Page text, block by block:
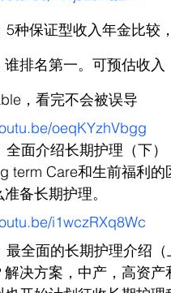
5种保证型收入年金比较
谁排名第一。可预估收
，看完不会被误导
oeqKYzhVbgg
全面介绍长期护理（下
term Care和生前福利
备长期护理。
i1wczRXq8Wc
最全面的长期护理介绍
解决方案，中产，高资